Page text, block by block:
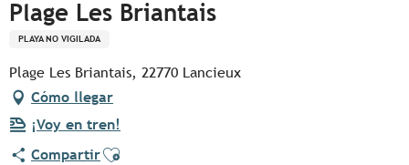
Plage Les Briantais
PLAYA NO VIGILADA
Plage Les Briantais, 22770 Lancieux
Cómo llegar
¡Voy en tren!
CompartirAjouter aux favoris